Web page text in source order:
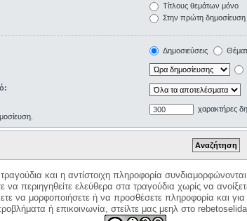
Τίτλους θεμάτων μόνο
Στην πρώτη δημοσίευση
Δημοσιεύσεις
χαρακτήρες
και η αντίστοιχη πληροφορία
να περιηγηθείτε ελεύθερα στα τραγούδια χωρίς να
να μορφοποιήσετε ή να προσθέσετε πληροφορία και
ή επικοινωνία, στείλτε μας μεηλ στο